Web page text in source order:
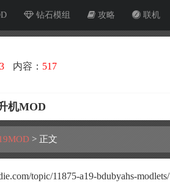
钻石模组 攻略 联机
内容： 517
机MOD
> 正文
topic/11875-a19-bdubyahs-modlets/